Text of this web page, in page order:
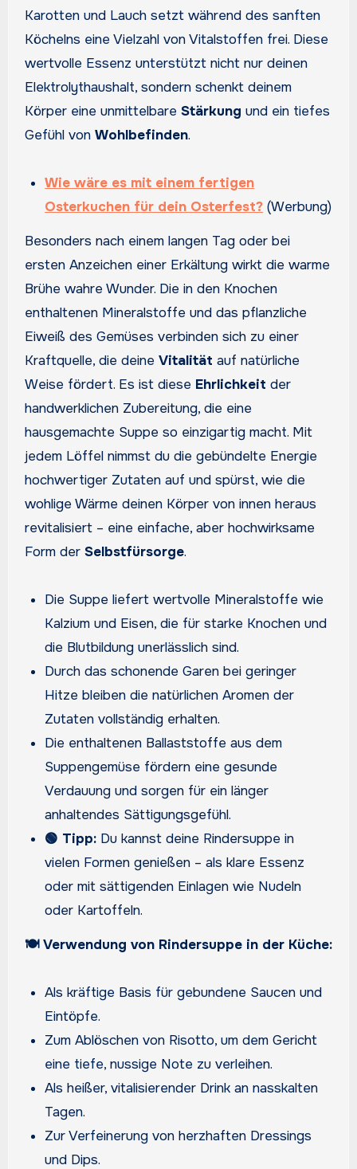
Karotten und Lauch setzt während des sanften
Köchelns eine Vielzahl von Vitalstoffen frei. Diese
wertvolle Essenz unterstützt nicht nur deinen
Elektrolythaushalt, sondern schenkt deinem
Körper eine unmittelbare Stärkung und ein tiefes
Gefühl von Wohlbefinden.
Wie wäre es mit einem fertigen
Osterkuchen für dein Osterfest? (Werbung)
Besonders nach einem langen Tag oder bei
ersten Anzeichen einer Erkältung wirkt die warme
Brühe wahre Wunder. Die in den Knochen
enthaltenen Mineralstoffe und das pflanzliche
Eiweiß des Gemüses verbinden sich zu einer
Kraftquelle, die deine Vitalität auf natürliche
Weise fördert. Es ist diese Ehrlichkeit der
handwerklichen Zubereitung, die eine
hausgemachte Suppe so einzigartig macht. Mit
jedem Löffel nimmst du die gebündelte Energie
hochwertiger Zutaten auf und spürst, wie die
wohlige Wärme deinen Körper von innen heraus
revitalisiert – eine einfache, aber hochwirksame
Form der Selbstfürsorge.
Die Suppe liefert wertvolle Mineralstoffe wie
Kalzium und Eisen, die für starke Knochen und
die Blutbildung unerlässlich sind.
Durch das schonende Garen bei geringer
Hitze bleiben die natürlichen Aromen der
Zutaten vollständig erhalten.
Die enthaltenen Ballaststoffe aus dem
Suppengemüse fördern eine gesunde
Verdauung und sorgen für ein länger
anhaltendes Sättigungsgefühl.
🟢 Tipp: Du kannst deine Rindersuppe in
vielen Formen genießen – als klare Essenz
oder mit sättigenden Einlagen wie Nudeln
oder Kartoffeln.
🍽️ Verwendung von Rindersuppe in der Küche:
Als kräftige Basis für gebundene Saucen und
Eintöpfe.
Zum Ablöschen von Risotto, um dem Gericht
eine tiefe, nussige Note zu verleihen.
Als heißer, vitalisierender Drink an nasskalten
Tagen.
Zur Verfeinerung von herzhaften Dressings
und Dips.